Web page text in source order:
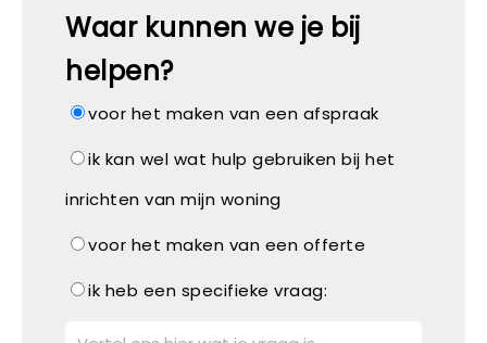
Waar kunnen we je bij
helpen?
voor het maken van een afspraak
ik kan wel wat hulp gebruiken bij het
inrichten van mijn woning
voor het maken van een offerte
ik heb een specifieke vraag: